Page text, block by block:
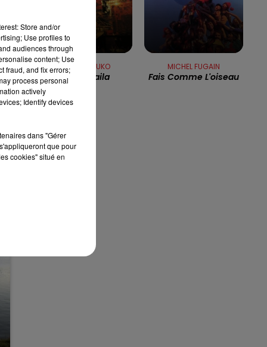
13h00 - 16h00
LES APRÈS-MIDI QUI CHANTENT
RITA MITSOUKO
Marcia Baila
MICHEL FUGAIN
Fais Comme L'oiseau
Store and/or
Use profiles to
audiences through
content; Use
fraud, and fix errors;
process personal
actively
Identify devices
dans "Gérer
que pour
cookies" situé en